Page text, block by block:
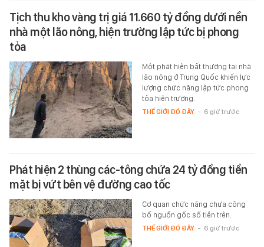
Tịch thu kho vàng trị giá 11.660 tỷ đồng dưới nền
nhà một lão nông, hiện trường lập tức bị phong
tỏa
Một phát hiện bất thường tại nhà
lão nông ở Trung Quốc khiến lực
lượng chức năng lập tức phong
tỏa hiện trường.
THẾ GIỚI ĐÓ ĐÂY - 6 giờ trước
Phát hiện 2 thùng các-tông chứa 24 tỷ đồng tiền
mặt bị vứt bên vệ đường cao tốc
Cơ quan chức năng chưa công
bố nguồn gốc số tiền trên.
THẾ GIỚI ĐÓ ĐÂY - 6 giờ trước